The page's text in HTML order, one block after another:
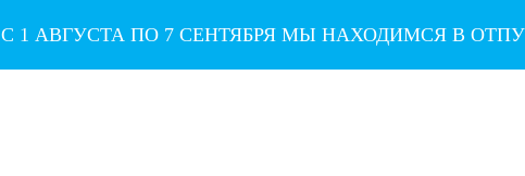
С 1 АВГУСТА ПО 7 СЕНТЯБРЯ МЫ НАХОДИМСЯ В